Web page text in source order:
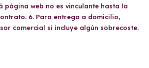
página web no es vinculante hasta la
6. Para entrega a domicilio,
comercial si incluye algún sobrecoste.